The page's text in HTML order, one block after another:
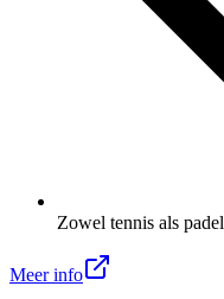
Zowel tennis als padel
Meer info